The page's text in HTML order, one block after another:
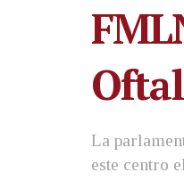
La
este centro